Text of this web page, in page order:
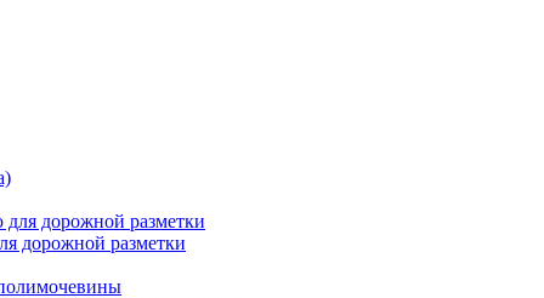
дорожной разметки